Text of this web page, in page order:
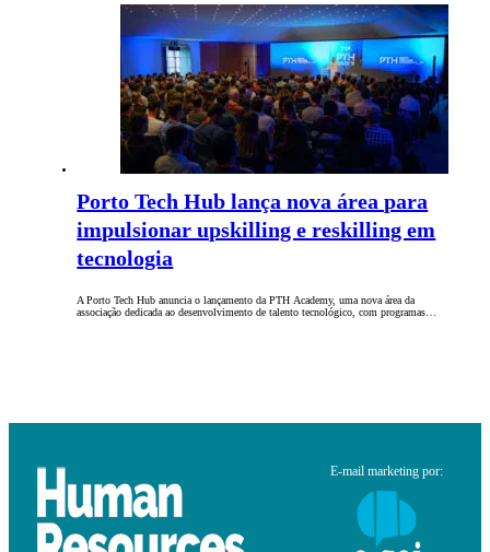
Porto Tech Hub lança nova área para
impulsionar upskilling e reskilling em
tecnologia
A Porto Tech Hub anuncia o lançamento da PTH Academy, uma nova área da
associação dedicada ao desenvolvimento de talento tecnológico, com programas…
E-mail marketing por: